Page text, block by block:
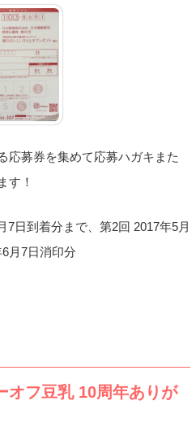
応募券を集めて応募ハガキまた
す！
7日到着分まで、第2回 2017年5月
月7日消印分
フ豆乳 10周年ありが